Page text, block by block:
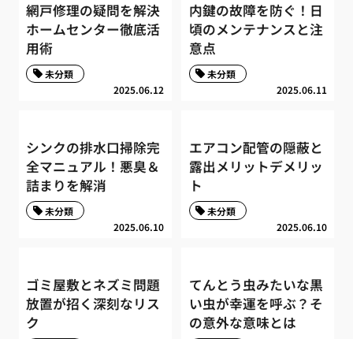
網戸修理の疑問を解決
ホームセンター徹底活
用術
2025.06.12
未分類
内鍵の故障を防ぐ！日
頃のメンテナンスと注
意点
2025.06.11
未分類
シンクの排水口掃除完
全マニュアル！悪臭＆
詰まりを解消
2025.06.10
未分類
エアコン配管の隠蔽と
露出メリットデメリッ
ト
2025.06.10
未分類
ゴミ屋敷とネズミ問題
放置が招く深刻なリス
ク
てんとう虫みたいな黒
い虫が幸運を呼ぶ？そ
の意外な意味とは